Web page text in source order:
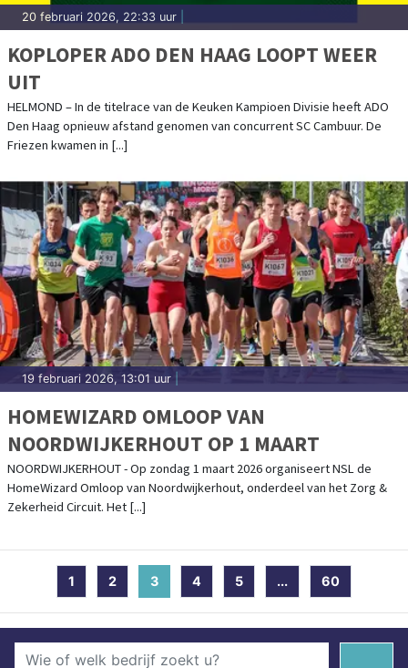
20 februari 2026, 22:33 uur
KOPLOPER ADO DEN HAAG LOOPT WEER
UIT
HELMOND – In de titelrace van de Keuken Kampioen Divisie heeft ADO
Den Haag opnieuw afstand genomen van concurrent SC Cambuur. De
Friezen kwamen in [...]
19 februari 2026, 13:01 uur
HOMEWIZARD OMLOOP VAN
NOORDWIJKERHOUT OP 1 MAART
NOORDWIJKERHOUT - Op zondag 1 maart 2026 organiseert NSL de
HomeWizard Omloop van Noordwijkerhout, onderdeel van het Zorg &
Zekerheid Circuit. Het [...]
1 2 3 (current)
4 5 ... 60